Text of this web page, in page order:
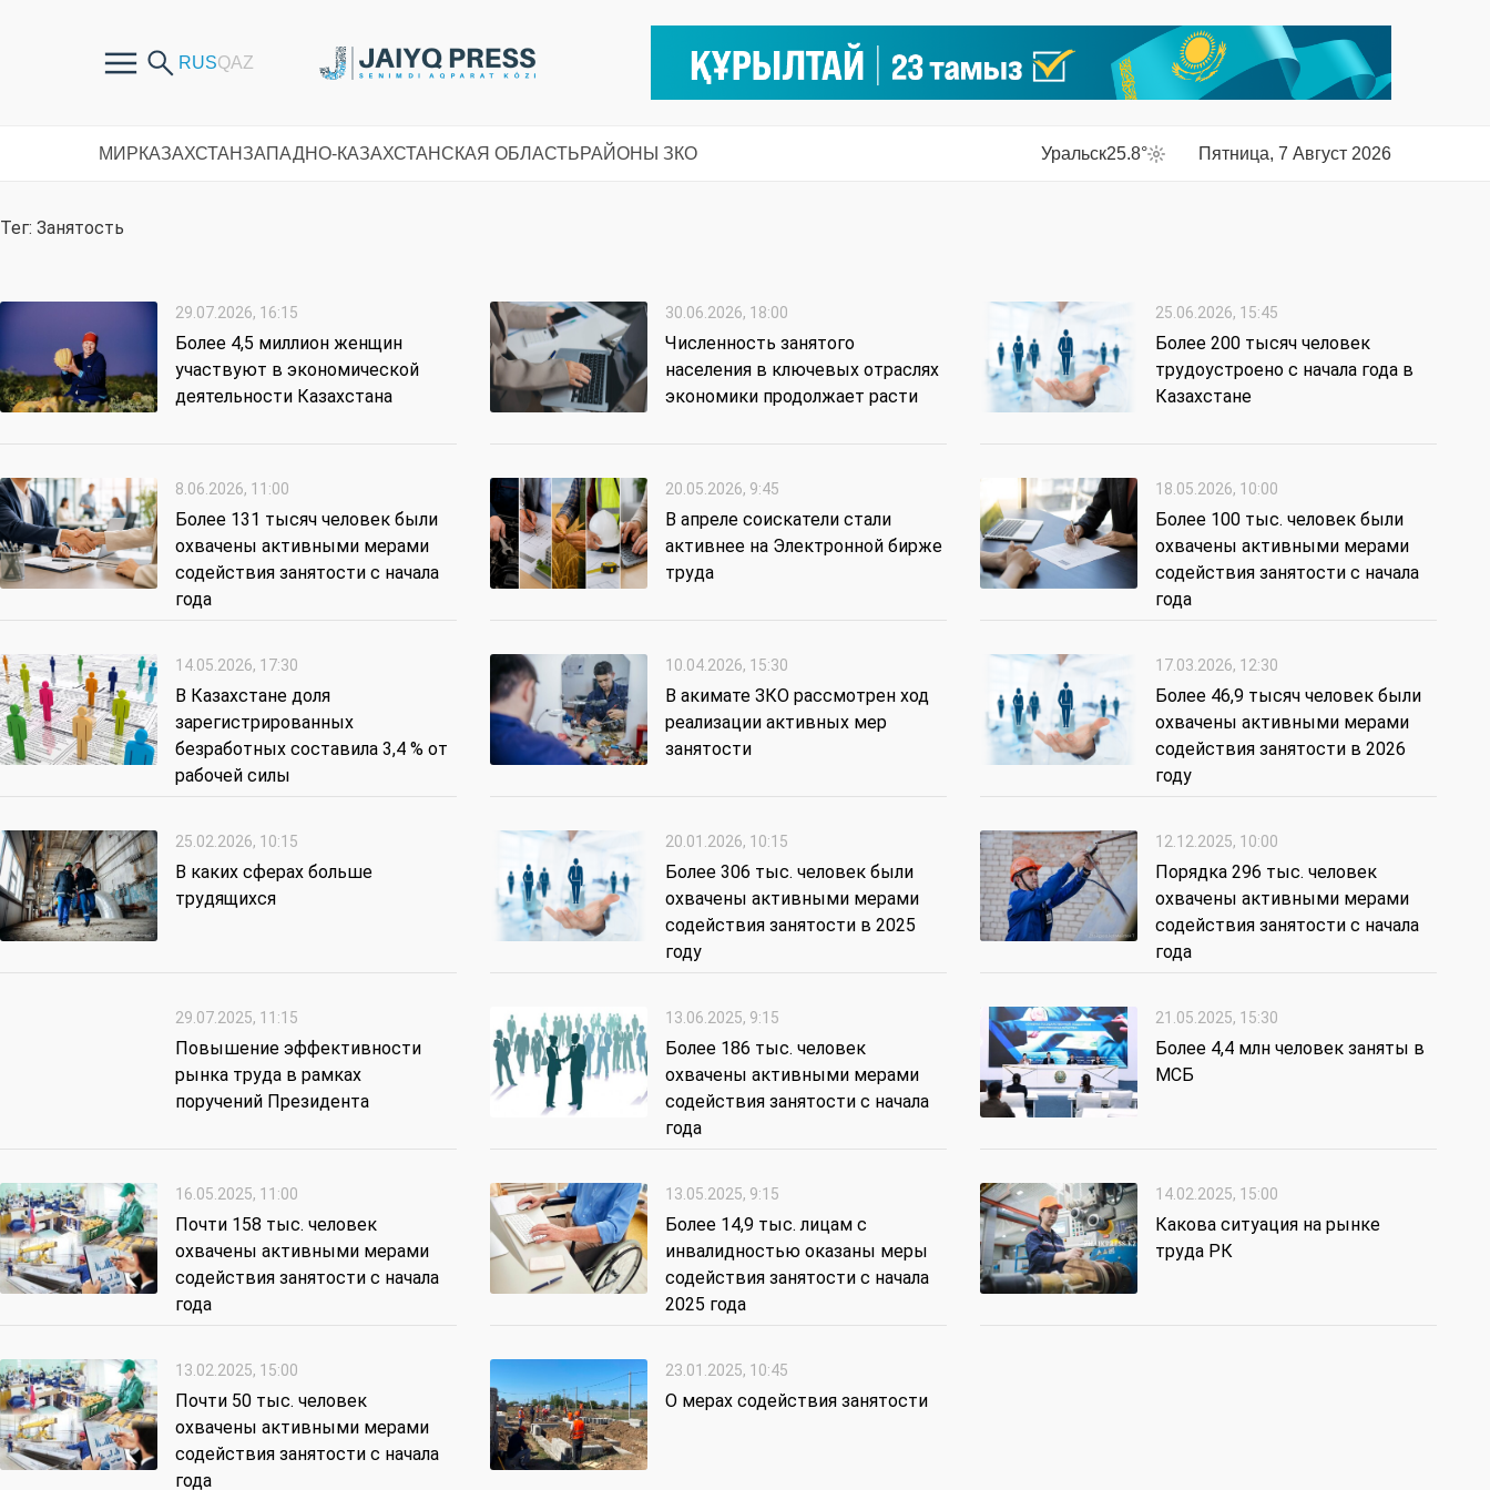
МИРКАЗАХСТАНЗАПАДНО-КАЗАХСТАНСКАЯ ОБЛАСТЬРАЙОНЫ ЗКО Уральск25.8° Пятница, 7 Август 2026
Тег: Занятость
29.07.2026, 16:15
Более 4,5 миллион женщин
участвуют в экономической
деятельности Казахстана
30.06.2026, 18:00
Численность занятого
населения в ключевых отраслях
экономики продолжает расти
25.06.2026, 15:45
Более 200 тысяч человек
трудоустроено с начала года в
Казахстане
8.06.2026, 11:00
Более 131 тысяч человек были
охвачены активными мерами
содействия занятости с начала
года
20.05.2026, 9:45
В апреле соискатели стали
активнее на Электронной бирже
труда
18.05.2026, 10:00
Более 100 тыс. человек были
охвачены активными мерами
содействия занятости с начала
года
14.05.2026, 17:30
В Казахстане доля
зарегистрированных
безработных составила 3,4 % от
рабочей силы
10.04.2026, 15:30
В акимате ЗКО рассмотрен ход
реализации активных мер
занятости
17.03.2026, 12:30
Более 46,9 тысяч человек были
охвачены активными мерами
содействия занятости в 2026
году
25.02.2026, 10:15
В каких сферах больше
трудящихся
20.01.2026, 10:15
Более 306 тыс. человек были
охвачены активными мерами
содействия занятости в 2025
году
12.12.2025, 10:00
Порядка 296 тыс. человек
охвачены активными мерами
содействия занятости с начала
года
29.07.2025, 11:15
Повышение эффективности
рынка труда в рамках
поручений Президента
13.06.2025, 9:15
Более 186 тыс. человек
охвачены активными мерами
содействия занятости с начала
года
21.05.2025, 15:30
Более 4,4 млн человек заняты в
МСБ
16.05.2025, 11:00
Почти 158 тыс. человек
охвачены активными мерами
содействия занятости с начала
года
13.05.2025, 9:15
Более 14,9 тыс. лицам с
инвалидностью оказаны меры
содействия занятости c начала
2025 года
14.02.2025, 15:00
Какова ситуация на рынке
труда РК
13.02.2025, 15:00
Почти 50 тыс. человек
охвачены активными мерами
содействия занятости с начала
года
23.01.2025, 10:45
О мерах содействия занятости